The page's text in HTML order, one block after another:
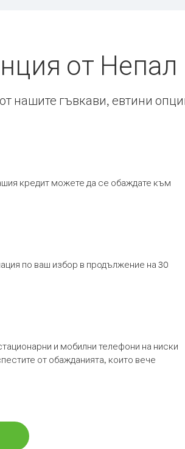
от Непал
нашите гъвкави, евтини
кредит можете да се обаждате към
по ваш избор в продължение на 30
и мобилни телефони на ниски
от обажданията, които вече